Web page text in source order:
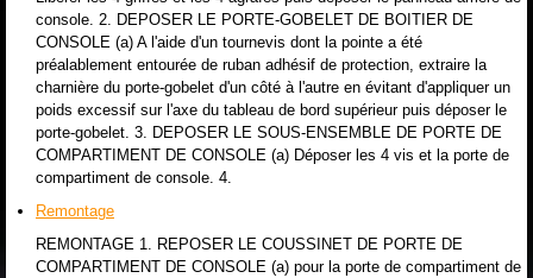
console. 2. DEPOSER LE PORTE-GOBELET DE BOITIER DE
CONSOLE (a) A l'aide d'un tournevis dont la pointe a été
préalablement entourée de ruban adhésif de protection, extraire la
charnière du porte-gobelet d'un côté à l'autre en évitant d'appliquer un
poids excessif sur l'axe du tableau de bord supérieur puis déposer le
porte-gobelet. 3. DEPOSER LE SOUS-ENSEMBLE DE PORTE DE
COMPARTIMENT DE CONSOLE (a) Déposer les 4 vis et la porte de
compartiment de console. 4.
Remontage
REMONTAGE 1. REPOSER LE COUSSINET DE PORTE DE
COMPARTIMENT DE CONSOLE (a) pour la porte de compartiment de